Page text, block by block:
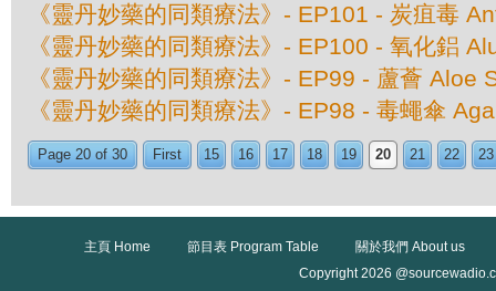
《靈丹妙藥的同類療法》- EP101 - 炭疽毒
《靈丹妙藥的同類療法》- EP100 - 氧化鋁
《靈丹妙藥的同類療法》- EP99 - 蘆薈 Aloe
《靈丹妙藥的同類療法》- EP98 - 毒蠅傘
Page 20 of 30 First 15 16 17 18 19 20 21 22 23
主頁 Home 節目表 Program Table
關於我們 About us
Copyright 2026